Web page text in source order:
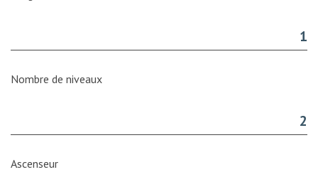
1
Nombre de niveaux
2
Ascenseur